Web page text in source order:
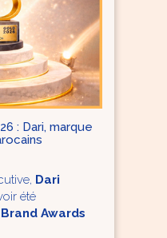
: Dari, marque
Dari
été
Awards